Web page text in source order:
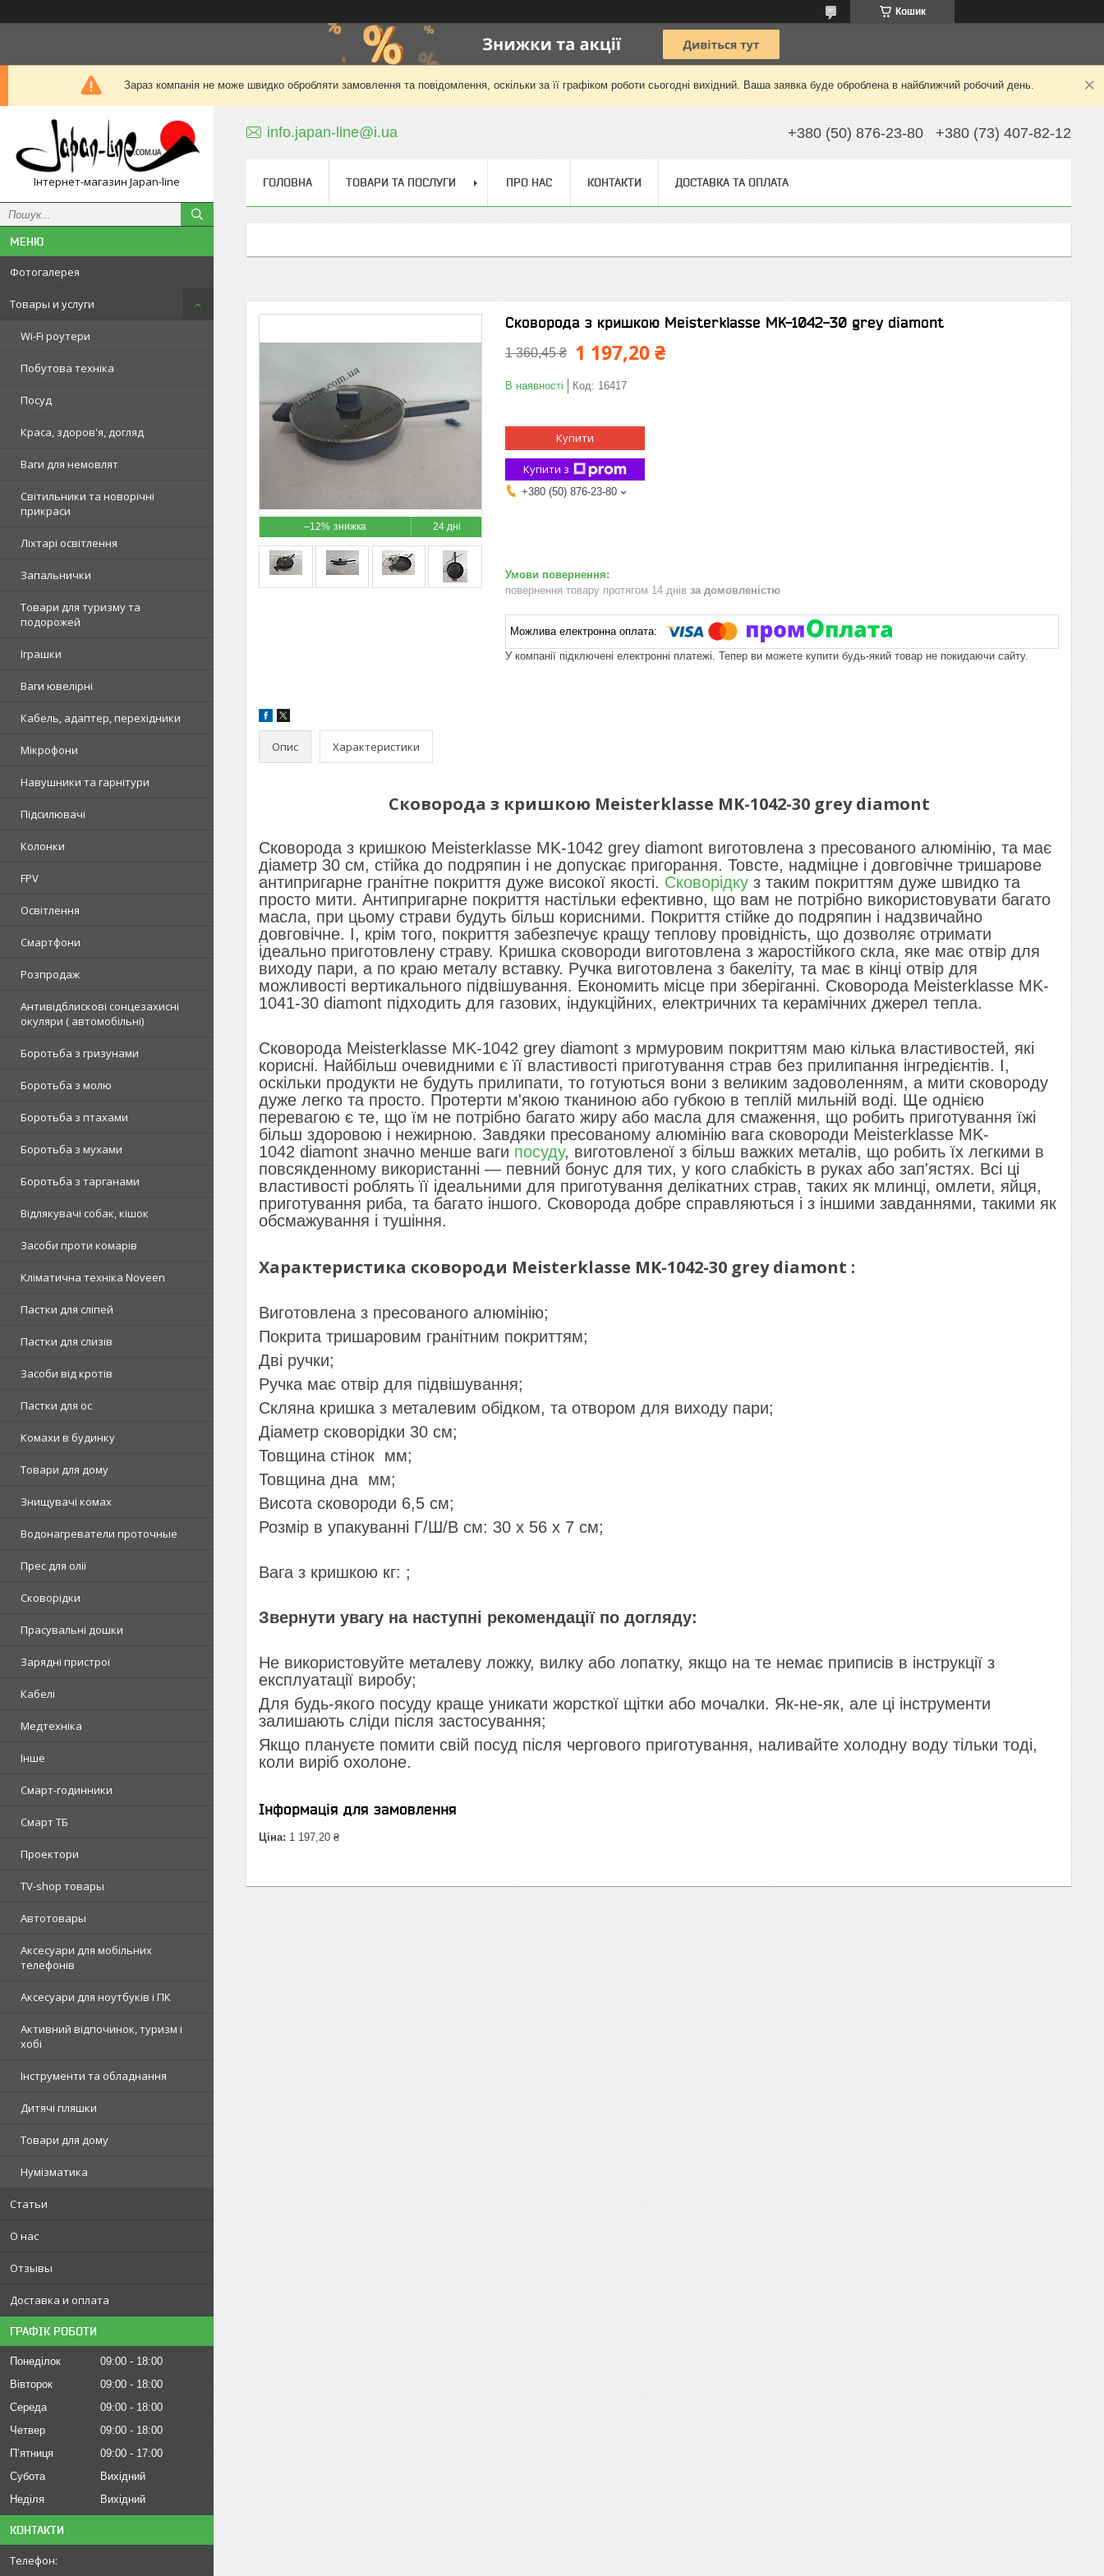
Кошик
Зараз компанія не може швидко обробляти замовлення та повідомлення, оскільки за її графіком роботи сьогодні вихідний. Ваша заявка буде оброблена в найближчий робочий день.
Інтернет-магазин Japan-line
Фотогалерея
Товары и услуги
Wi-Fi роутери
Побутова техніка
Посуд
Краса, здоров'я, догляд
Ваги для немовлят
Світильники та новорічні
прикраси
Ліхтарі освітлення
Запальнички
Товари для туризму та
подорожей
Іграшки
Ваги ювелірні
Кабель, адаптер, перехідники
Мікрофони
Навушники та гарнітури
Підсилювачі
Колонки
FPV
Освітлення
Смартфони
Розпродаж
Антивідблискові сонцезахисні
окуляри ( автомобільні)
Боротьба з гризунами
Боротьба з молю
Боротьба з птахами
Боротьба з мухами
Боротьба з тарганами
Відлякувачі собак, кішок
Засоби проти комарів
Кліматична техніка Noveen
Пастки для сліпей
Пастки для слизів
Засоби від кротів
Пастки для ос
Комахи в будинку
Товари для дому
Знищувачі комах
Водонагреватели проточные
Прес для олії
Сковорідки
Прасувальні дошки
Зарядні пристрої
Кабелі
Медтехніка
Інше
Смарт-годинники
Смарт ТБ
Проектори
TV-shop товары
Автотовары
Аксесуари для мобільних
телефонів
Аксесуари для ноутбуків і ПК
Активний відпочинок, туризм і
хобі
Інструменти та обладнання
Дитячі пляшки
Товари для дому
Нумізматика
Статьи
О нас
Отзывы
Доставка и оплата
ГРАФІК РОБОТИ
Понеділок 09:00
18:00
Вівторок
09:00
18:00
Середа
09:00
18:00
Четвер
09:00
18:00
Пʼятниця
09:00
17:00
Субота
Вихідний
Неділя
Вихідний
КОНТАКТИ
info.japan-line@i.ua +380 (50) 876-23-80 +380 (73) 407-82-12
ГОЛОВНА ТОВАРИ ТА ПОСЛУГИ ПРО НАС КОНТАКТИ ДОСТАВКА ТА ОПЛАТА
–12% 24 дні
Сковорода з кришкою Meisterklasse MK-1042-30 grey diamont
1 360,45 ₴ 1 197,20 ₴
В наявності Код: 16417
Купити
Купити з
+380 (50) 876-23-80
повернення товару протягом 14 днів за домовленістю
У компанії підключені електронні платежі. Тепер ви можете купити будь-який товар не покидаючи сайту.
Опис Характеристики
Сковорода з кришкою Meisterklasse MK-1042-30 grey diamont
Сковорода з кришкою Meisterklasse MK-1042 grey diamont виготовлена з пресованого алюмінію, та має
діаметр 30 см, стійка до подряпин і не допускає пригорання. Товсте, надміцне і довговічне тришарове
антипригарне гранітне покриття дуже високої якості. Сковорідку з таким покриттям дуже швидко та
просто мити. Антипригарне покриття настільки ефективно, що вам не потрібно використовувати багато
масла, при цьому страви будуть більш корисними. Покриття стійке до подряпин і надзвичайно
довговічне. І, крім того, покриття забезпечує кращу теплову провідність, що дозволяє отримати
ідеально приготовлену страву. Кришка сковороди виготовлена з жаростійкого скла, яке має отвір для
виходу пари, а по краю металу вставку. Ручка виготовлена з бакеліту, та має в кінці отвір для
можливості вертикального підвішування. Економить місце при зберіганні. Сковорода Meisterklasse MK-
1041-30 diamont підходить для газових, індукційних, електричних та керамічних джерел тепла.
Сковорода Meisterklasse MK-1042 grey diamont з мрмуровим покриттям маю кілька властивостей, які
корисні. Найбільш очевидними є її властивості приготування страв без прилипання інгредієнтів. І,
оскільки продукти не будуть прилипати, то готуються вони з великим задоволенням, а мити сковороду
дуже легко та просто. Протерти м'якою тканиною або губкою в теплій мильній воді. Ще однією
перевагою є те, що їм не потрібно багато жиру або масла для смаження, що робить приготування їжі
більш здоровою і нежирною. Завдяки пресованому алюмінію вага сковороди Meisterklasse MK-
1042 diamont значно менше ваги посуду, виготовленої з більш важких металів, що робить їх легкими в
повсякденному використанні — певний бонус для тих, у кого слабкість в руках або зап'ястях. Всі ці
властивості роблять її ідеальними для приготування делікатних страв, таких як млинці, омлети, яйця,
приготування риба, та багато іншого. Сковорода добре справляються і з іншими завданнями, такими як
обсмажування і тушіння.
Характеристика сковороди Meisterklasse MK-1042-30 grey diamont :
Виготовлена з пресованого алюмінію;
Покрита тришаровим гранітним покриттям;
Дві ручки;
Ручка має отвір для підвішування;
Скляна кришка з металевим обідком, та отвором для виходу пари;
Діаметр сковорідки 30 см;
Товщина стінок мм;
Товщина дна мм;
Висота сковороди 6,5 см;
Розмір в упакуванні Г/Ш/В см: 30 х 56 х 7 см;
Вага з кришкою кг: ;
Звернути увагу на наступні рекомендації по догляду:
Не використовуйте металеву ложку, вилку або лопатку, якщо на те немає приписів в інструкції з
експлуатації виробу;
Для будь-якого посуду краще уникати жорсткої щітки або мочалки. Як-не-як, але ці інструменти
залишають сліди після застосування;
Якщо плануєте помити свій посуд після чергового приготування, наливайте холодну воду тільки тоді,
коли виріб охолоне.
Інформація для замовлення
Ціна: 1 197,20 ₴